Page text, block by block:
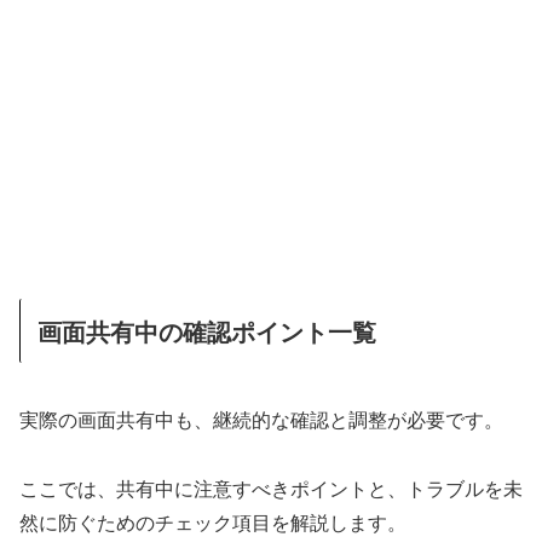
画面共有中の確認ポイント一覧
実際の画面共有中も、継続的な確認と調整が必要です。
ここでは、共有中に注意すべきポイントと、トラブルを未
然に防ぐためのチェック項目を解説します。